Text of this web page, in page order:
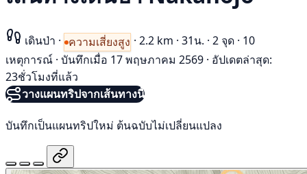
เดินป่า · ความเสี่ยงสูง · 2.2 km · 31น. · 2 จุด · 10
เหตุการณ์ · บันทึกเมื่อ 17 พฤษภาคม 2569 · อัปเดตล่าสุด:
23ชั่วโมงที่แล้ว
วางแผนทริปจากเส้นทางนี้
บันทึกเป็นแผนทริปใหม่ ต้นฉบับไม่เปลี่ยนแปลง